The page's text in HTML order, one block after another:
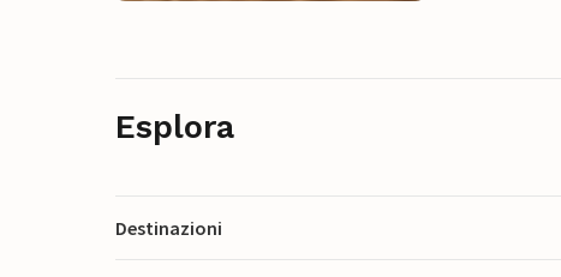
Esplora
Destinazioni